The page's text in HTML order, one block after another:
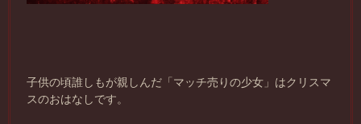
子供の頃誰しもが親しんだ「マッチ売りの少女」はクリスマ
スのおはなしです。